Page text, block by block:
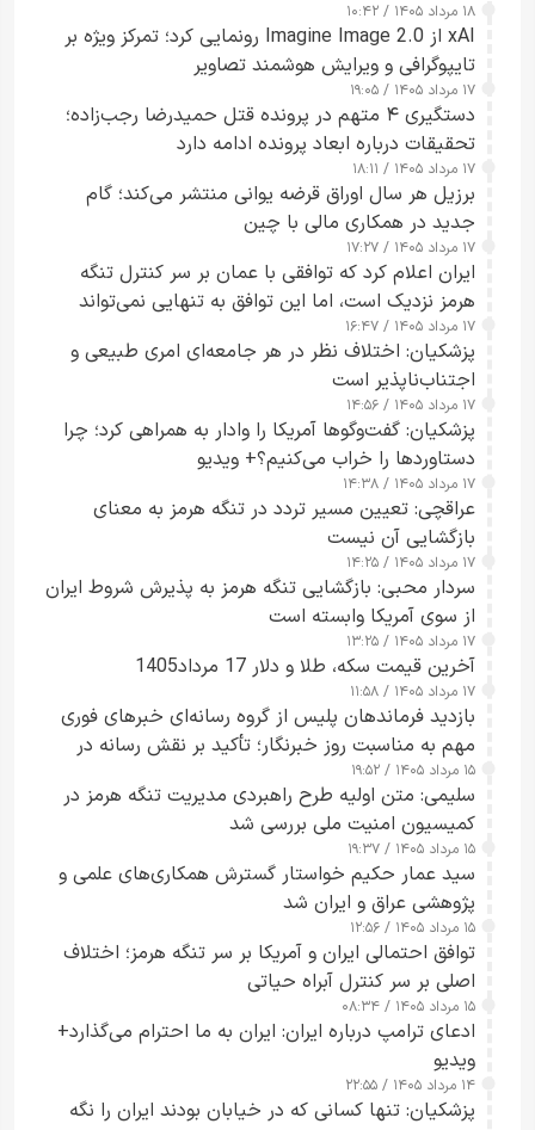
۱۸ مرداد ۱۴۰۵ / ۱۰:۴۲
xAI از Imagine Image 2.0 رونمایی کرد؛ تمرکز ویژه بر
تایپوگرافی و ویرایش هوشمند تصاویر
۱۷ مرداد ۱۴۰۵ / ۱۹:۰۵
دستگیری ۴ متهم در پرونده قتل حمیدرضا رجب‌زاده؛
تحقیقات درباره ابعاد پرونده ادامه دارد
۱۷ مرداد ۱۴۰۵ / ۱۸:۱۱
برزیل هر سال اوراق قرضه یوانی منتشر می‌کند؛ گام
جدید در همکاری مالی با چین
۱۷ مرداد ۱۴۰۵ / ۱۷:۲۷
ایران اعلام کرد که توافقی با عمان بر سر کنترل تنگه
هرمز نزدیک است، اما این توافق به تنهایی نمی‌تواند
آبراه را آزاد کند
۱۷ مرداد ۱۴۰۵ / ۱۶:۴۷
پزشکیان: اختلاف نظر در هر جامعه‌ای امری طبیعی و
اجتناب‌ناپذیر است
۱۷ مرداد ۱۴۰۵ / ۱۴:۵۶
پزشکیان: گفت‌وگوها آمریکا را وادار به همراهی کرد؛ چرا
دستاوردها را خراب می‌کنیم؟+ ویدیو
۱۷ مرداد ۱۴۰۵ / ۱۴:۳۸
عراقچی: تعیین مسیر تردد در تنگه هرمز به معنای
بازگشایی آن نیست
۱۷ مرداد ۱۴۰۵ / ۱۴:۲۵
سردار محبی: بازگشایی تنگه هرمز به پذیرش شروط ایران
از سوی آمریکا وابسته است
۱۷ مرداد ۱۴۰۵ / ۱۳:۲۵
آخرین قیمت سکه، طلا و دلار 17 مرداد1405
۱۷ مرداد ۱۴۰۵ / ۱۱:۵۸
بازدید فرماندهان پلیس از گروه رسانه‌ای خبرهای فوری
مهم به مناسبت روز خبرنگار؛ تأکید بر نقش رسانه در
تقویت امنیت و اعتماد عمومی
۱۵ مرداد ۱۴۰۵ / ۱۹:۵۲
سلیمی: متن اولیه طرح راهبردی مدیریت تنگه هرمز در
کمیسیون امنیت ملی بررسی شد
۱۵ مرداد ۱۴۰۵ / ۱۹:۳۷
سید عمار حکیم خواستار گسترش همکاری‌های علمی و
پژوهشی عراق و ایران شد
۱۵ مرداد ۱۴۰۵ / ۱۲:۵۶
توافق احتمالی ایران و آمریکا بر سر تنگه هرمز؛ اختلاف
اصلی بر سر کنترل آبراه حیاتی
۱۵ مرداد ۱۴۰۵ / ۰۸:۳۴
ادعای ترامپ درباره ایران: ایران به ما احترام می‌گذارد+
ویدیو
۱۴ مرداد ۱۴۰۵ / ۲۲:۵۵
پزشکیان: تنها کسانی که در خیابان بودند ایران را نگه